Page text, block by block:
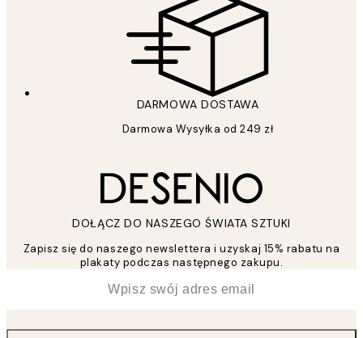
DARMOWA DOSTAWA
Darmowa Wysyłka od 249 zł
DOŁĄCZ DO NASZEGO ŚWIATA SZTUKI
Zapisz się do naszego newslettera i uzyskaj 15% rabatu na
plakaty podczas następnego zakupu.